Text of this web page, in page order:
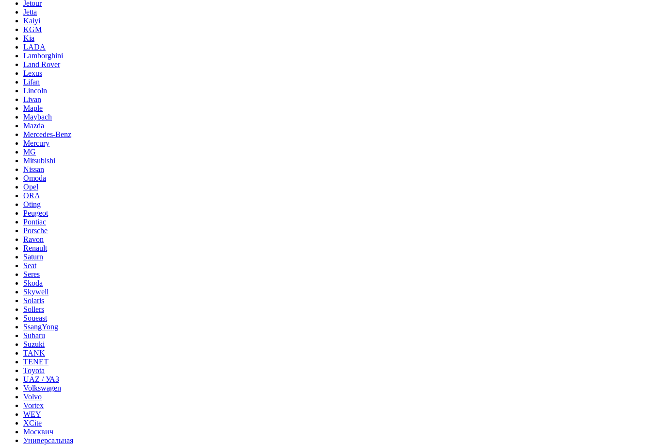
Jetour
Jetta
Kaiyi
KGM
Kia
LADA
Lamborghini
Land Rover
Lexus
Lifan
Lincoln
Livan
Maple
Maybach
Mazda
Mercedes-Benz
Mercury
MG
Mitsubishi
Nissan
Omoda
Opel
ORA
Oting
Peugeot
Pontiac
Porsche
Ravon
Renault
Saturn
Seat
Seres
Skoda
Skywell
Solaris
Sollers
Soueast
SsangYong
Subaru
Suzuki
TANK
TENET
Toyota
UAZ / УАЗ
Volkswagen
Volvo
Vortex
WEY
XCite
Москвич
Универсальная